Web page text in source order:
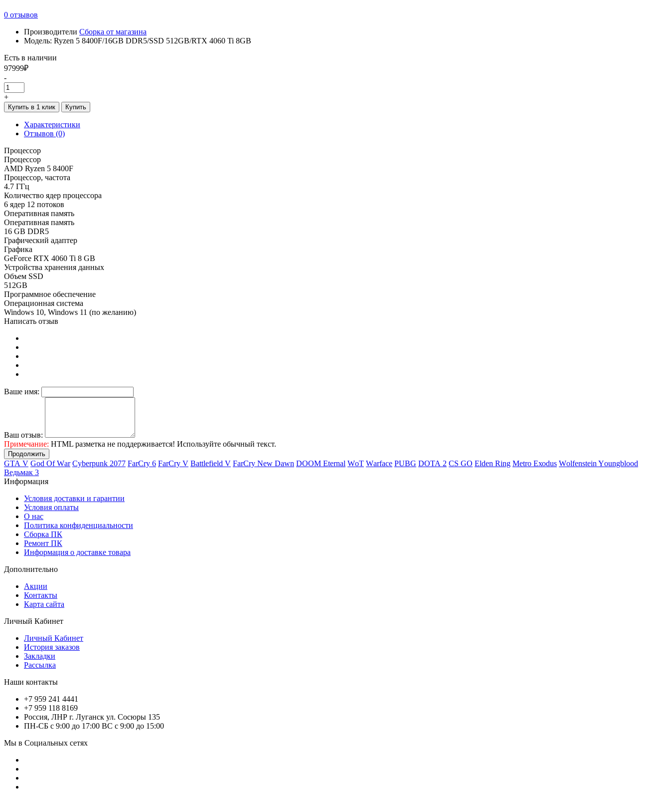
0 отзывов
Производители Сборка от магазина
Модель: Ryzen 5 8400F/16GB DDR5/SSD 512GB/RTX 4060 Ti 8GB
Есть в наличии
97999₽
-
+
Купить в 1 клик Купить
Характеристики
Отзывов (0)
Процессор
Процессор
AMD Ryzen 5 8400F
Процессор, частота
4.7 ГГц
Количество ядер процессора
6 ядер 12 потоков
Оперативная память
Оперативная память
16 GB DDR5
Графический адаптер
Графика
GeForce RTX 4060 Ti 8 GB
Устройства хранения данных
Объем SSD
512GB
Программное обеспечение
Операционная система
Windows 10, Windows 11 (по желанию)
Написать отзыв
Ваше имя:
Ваш отзыв:
Примечание: HTML разметка не поддерживается! Используйте обычный текст.
Продолжить
GТА V Gоd Оf Wаr Cyberpunk 2077 FаrСry 6 FarCry V Ваttlеfiеld V FаrСry Nеw Dаwn DООМ Еtеrnаl WоТ Wаrfасе РUВG DОТА 2 СS GО Elden Ring Меtrо Ехоdus Wоlfеnstеin Yоungblооd
Ведьмак 3
Информация
Условия доставки и гарантии
Условия оплаты
О нас
Политика конфиденциальности
Сборка ПК
Ремонт ПК
Информация о доставке товара
Дополнительно
Акции
Контакты
Карта сайта
Личный Кабинет
Личный Кабинет
История заказов
Закладки
Рассылка
Наши контакты
+7 959 241 4441
+7 959 118 8169
Россия, ЛНР г. Луганск ул. Сосюры 135
ПН-СБ с 9:00 до 17:00 ВС с 9:00 до 15:00
Мы в Социальных сетях